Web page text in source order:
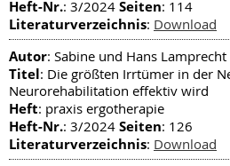
Heft-Nr.: 3/2024 Seiten: 114
Literaturverzeichnis: Download
Autor: Sabine und Hans Lamprecht
Titel: Die größten Irrtümer in der
Neurorehabilitation effektiv wird
Heft: praxis ergotherapie
Heft-Nr.: 3/2024 Seiten: 126
Literaturverzeichnis: Download